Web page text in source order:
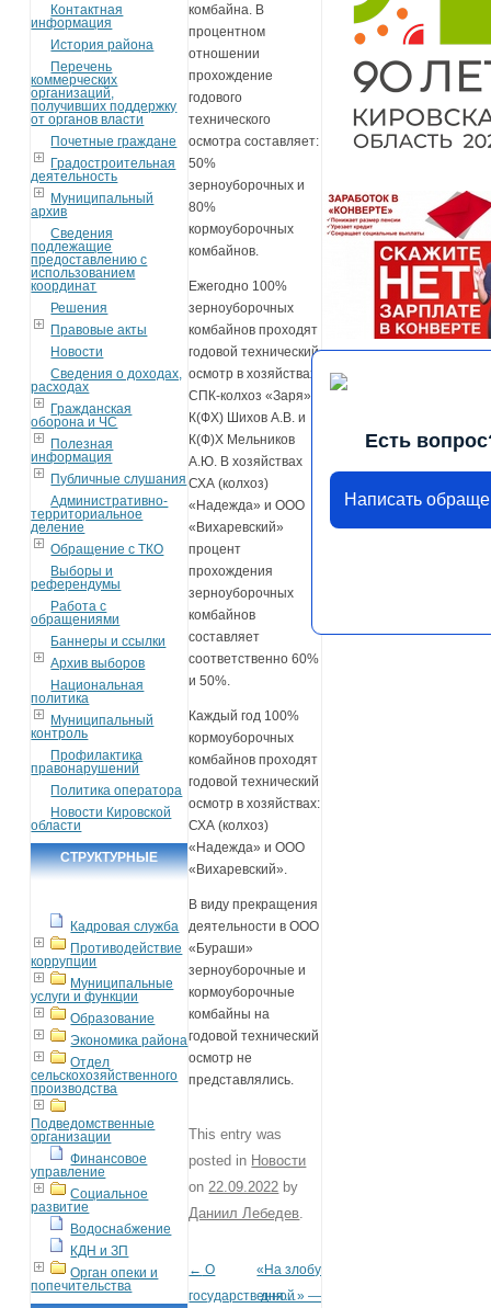
Контактная
информация
История района
Перечень
коммерческих
организаций,
получивших поддержку
от органов власти
Почетные граждане
Градостроительная
деятельность
Муниципальный
архив
Сведения
подлежащие
предоставлению с
использованием
координат
Решения
Правовые акты
Новости
Сведения о доходах,
расходах
Гражданская
оборона и ЧС
Полезная
информация
Публичные слушания
Административно-
территориальное
деление
Обращение с ТКО
Выборы и
референдумы
Работа с
обращениями
Баннеры и ссылки
Архив выборов
Национальная
политика
Муниципальный
контроль
Профилактика
правонарушений
Политика оператора
Новости Кировской
области
СТРУКТУРНЫЕ
Кадровая служба
Противодействие
коррупции
Муниципальные
услуги и функции
Образование
Экономика района
Отдел
сельскохозяйственного
производства
Подведомственные
организации
Финансовое
управление
Социальное
развитие
Водоснабжение
КДН и ЗП
Орган опеки и
попечительства
комбайна. В
процентном
отношении
прохождение
годового
технического
осмотра составляет:
50%
зерноуборочных и
80%
кормоуборочных
комбайнов.
Ежегодно 100%
зерноуборочных
комбайнов проходят
годовой технический
осмотр в хозяйствах:
СПК-колхоз «Заря»,
К(ФХ) Шихов А.В. и
К(Ф)Х Мельников
А.Ю. В хозяйствах
СХА (колхоз)
«Надежда» и ООО
«Вихаревский»
процент
прохождения
зерноуборочных
комбайнов
составляет
соответственно 60%
и 50%.
Каждый год 100%
кормоуборочных
комбайнов проходят
годовой технический
осмотр в хозяйствах:
СХА (колхоз)
«Надежда» и ООО
«Вихаревский».
В виду прекращения
деятельности в ООО
«Бураши»
зерноуборочные и
кормоуборочные
комбайны на
годовой технический
осмотр не
представлялись.
This entry was
posted in Новости
on 22.09.2022 by
Даниил Лебедев
Post navigation
← О
государственной
«На злобу
дня…» —
Есть
Написать